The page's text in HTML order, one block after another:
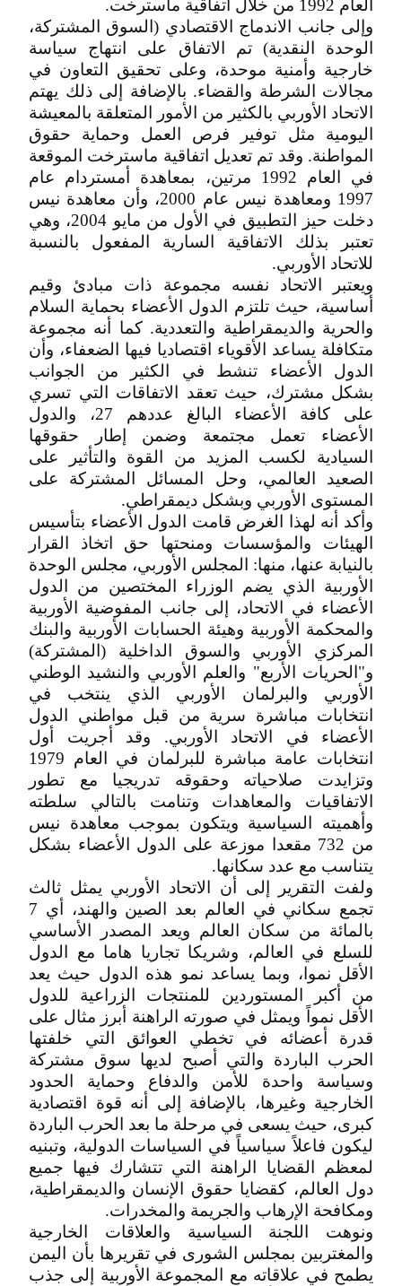
العام 1992 من خلال اتفاقية ماسترخت.
وإلى جانب الاندماج الاقتصادي (السوق المشتركة،
الوحدة النقدية) تم الاتفاق على انتهاج سياسة
خارجية وأمنية موحدة، وعلى تحقيق التعاون في
مجالات الشرطة والقضاء. بالإضافة إلى ذلك يهتم
الاتحاد الأوربي بالكثير من الأمور المتعلقة بالمعيشة
اليومية مثل توفير فرص العمل وحماية حقوق
المواطنة. وقد تم تعديل اتفاقية ماسترخت الموقعة
في العام 1992 مرتين، بمعاهدة أمستردام عام
1997 ومعاهدة نيس عام 2000، وأن معاهدة نيس
دخلت حيز التطبيق في الأول من مايو 2004، وهي
تعتبر بذلك الاتفاقية السارية المفعول بالنسبة
للاتحاد الأوربي.
ويعتبر الاتحاد نفسه مجموعة ذات مبادئ وقيم
أساسية، حيث تلتزم الدول الأعضاء بحماية السلام
والحرية والديمقراطية والتعددية. كما أنه مجموعة
متكافلة يساعد الأقوياء اقتصاديا فيها الضعفاء، وأن
الدول الأعضاء تنشط في الكثير من الجوانب
بشكل مشترك، حيث تعقد الاتفاقات التي تسري
على كافة الأعضاء البالغ عددهم 27، والدول
الأعضاء تعمل مجتمعة وضمن إطار حقوقها
السيادية لكسب المزيد من القوة والتأثير على
الصعيد العالمي، وحل المسائل المشتركة على
المستوى الأوربي وبشكل ديمقراطي.
وأكد أنه لهذا الغرض قامت الدول الأعضاء بتأسيس
الهيئات والمؤسسات ومنحتها حق اتخاذ القرار
بالنيابة عنها، منها: المجلس الأوربي، مجلس الوحدة
الأوربية الذي يضم الوزراء المختصين من الدول
الأعضاء في الاتحاد، إلى جانب المفوضية الأوربية
والمحكمة الأوربية وهيئة الحسابات الأوربية والبنك
المركزي الأوربي والسوق الداخلية (المشتركة)
و"الحريات الأربع" والعلم الأوربي والنشيد الوطني
الأوربي والبرلمان الأوربي الذي ينتخب في
انتخابات مباشرة سرية من قبل مواطني الدول
الأعضاء في الاتحاد الأوربي. وقد أجريت أول
انتخابات عامة مباشرة للبرلمان في العام 1979
وتزايدت صلاحياته وحقوقه تدريجيا مع تطور
الاتفاقيات والمعاهدات وتنامت بالتالي سلطته
وأهميته السياسية ويتكون بموجب معاهدة نيس
من 732 مقعدا موزعة على الدول الأعضاء بشكل
يتناسب مع عدد سكانها.
ولفت التقرير إلى أن الاتحاد الأوربي يمثل ثالث
تجمع سكاني في العالم بعد الصين والهند، أي 7
بالمائة من سكان العالم ويعد المصدر الأساسي
للسلع في العالم، وشريكا تجاريا هاما مع الدول
الأقل نموا، وبما يساعد نمو هذه الدول حيث يعد
من أكبر المستوردين للمنتجات الزراعية للدول
الأقل نمواً ويمثل في صورته الراهنة أبرز مثال على
قدرة أعضائه في تخطي العوائق التي خلفتها
الحرب الباردة والتي أصبح لديها سوق مشتركة
وسياسة واحدة للأمن والدفاع وحماية الحدود
الخارجية وغيرها، بالإضافة إلى أنه قوة اقتصادية
كبرى، حيث يسعى في مرحلة ما بعد الحرب الباردة
ليكون فاعلاً سياسياً في السياسات الدولية، وتبنيه
لمعظم القضايا الراهنة التي تتشارك فيها جميع
دول العالم، كقضايا حقوق الإنسان والديمقراطية،
ومكافحة الإرهاب والجريمة والمخدرات.
ونوهت اللجنة السياسية والعلاقات الخارجية
والمغتربين بمجلس الشورى في تقريرها بأن اليمن
يطمح في علاقاته مع المجموعة الأوربية إلى جذب